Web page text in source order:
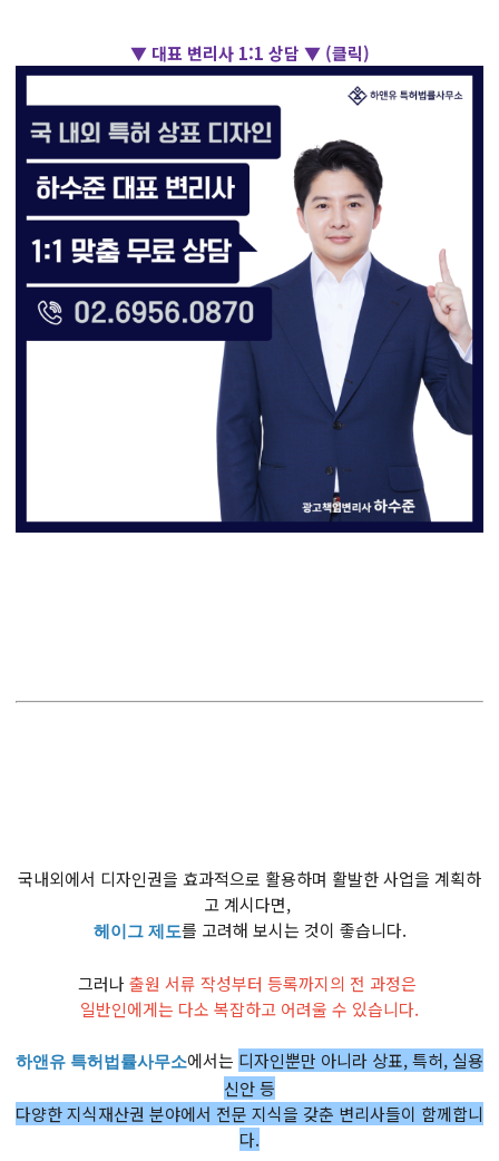
▼ 대표 변리사 1:1 상담 ▼ (클릭)
국내외에서 디자인권을 효과적으로 활용하며 활발한 사업을 계획하
고 계시다면,
헤이그 제도를 고려해 보시는 것이 좋습니다.
그러나출원 서류 작성부터 등록까지의 전 과정은
일반인에게는 다소 복잡하고 어려울 수 있습니다.
하앤유 특허법률사무소에서는 디자인뿐만 아니라 상표, 특허, 실용
신안 등
다양한 지식재산권 분야에서 전문 지식을 갖춘 변리사들이 함께합니
다.